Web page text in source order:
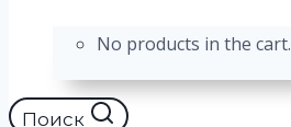
No products in the cart.
Поиск